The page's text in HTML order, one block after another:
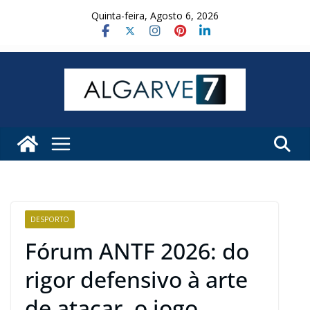
Quinta-feira, Agosto 6, 2026
DESPORTO
Fórum ANTF 2026: do
rigor defensivo à arte